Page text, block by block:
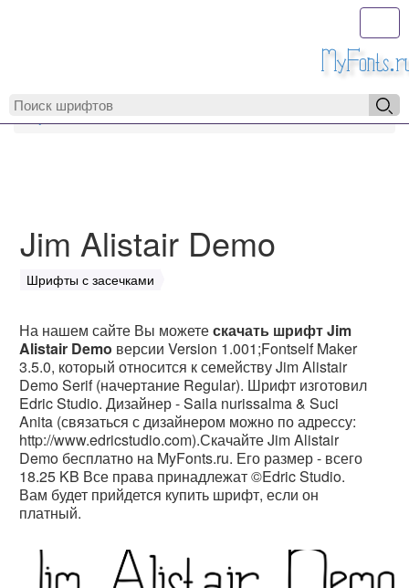
MyFonts.ru
Jim Alistair Demo
Шрифты с засечками
На нашем сайте Вы можетескачать шрифт Jim
Alistair Demo версии Version 1.001;Fontself Maker
3.5.0, который относится к семейству Jim Alistair
Demo Serif (начертание Regular). Шрифт изготовил
Edric Studio. Дизайнер - Saila nurissalma & Suci
Anita (связаться с дизайнером можно по адрессу:
http://www.edricstudio.com).Скачайте Jim Alistair
Demo бесплатно на MyFonts.ru. Его размер - всего
18.25 KB Все права принадлежат ©Edric Studio.
Вам будет прийдется купить шрифт, если он
платный.